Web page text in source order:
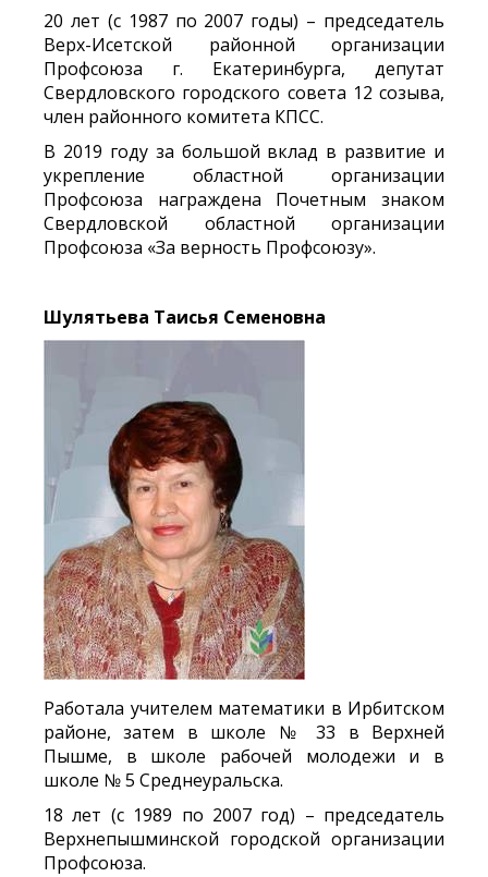
20 лет (с 1987 по 2007 годы) – председатель
Верх-Исетской районной организации
Профсоюза г. Екатеринбурга, депутат
Свердловского городского совета 12 созыва,
член районного комитета КПСС.
В 2019 году за большой вклад в развитие и
укрепление областной организации
Профсоюза награждена Почетным знаком
Свердловской областной организации
Профсоюза «За верность Профсоюзу».
Шулятьева Таисья Семеновна
Работала учителем математики в Ирбитском
районе, затем в школе № 33 в Верхней
Пышме, в школе рабочей молодежи и в
школе № 5 Среднеуральска.
18 лет (с 1989 по 2007 год) – председатель
Верхнепышминской городской организации
Профсоюза.